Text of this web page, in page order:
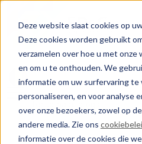
Deze website slaat cookies op
Deze cookies worden gebruikt
verzamelen over hoe u met onze
en om u te onthouden. We
informatie om uw surfervaring te
personaliseren, en voor analyse
over onze bezoekers, zowel op
andere media. Zie ons
informatie over de cookies die